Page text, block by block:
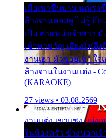
เมื่อเขาชื่นบาน แต่เร
ล้างจานคอยคู่ ไม่รู้ อีก
เป็น ตำแหน่งเจ้าสาว
เข้าพาขวัญ เสียงโห่ตึ
งานเฮา มัวซอยเขา ใ
ล้างจานในงานแต่ง -
(KARAOKE)
27 views • 03.08.2569
งานแต่ง เขาแซง แย่ง
ในห้องครัว ข้างนอกเจ้